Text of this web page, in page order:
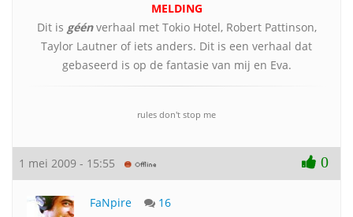
MELDING
Dit is géénverhaal met Tokio Hotel, Robert Pattinson,
Taylor Lautner of iets anders. Dit is een verhaal dat
gebaseerd is op de fantasie van mij en Eva.
rules don't stop me
1 mei 2009 - 15:55 0
FaNpire 16